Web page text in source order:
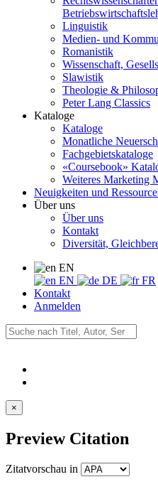
Linguistik
Medien- und
Romanistik
Wissenschaft,
Slawistik
Theologie &
Peter Lang Classics
Kataloge
Kataloge
Monatliche
Fachgebietskataloge
«Coursebook»
Weiteres Marketing
Neuigkeiten und
Über uns
Über uns
Kontakt
Diversität,
EN
EN
DE
FR
Kontakt
Anmelden